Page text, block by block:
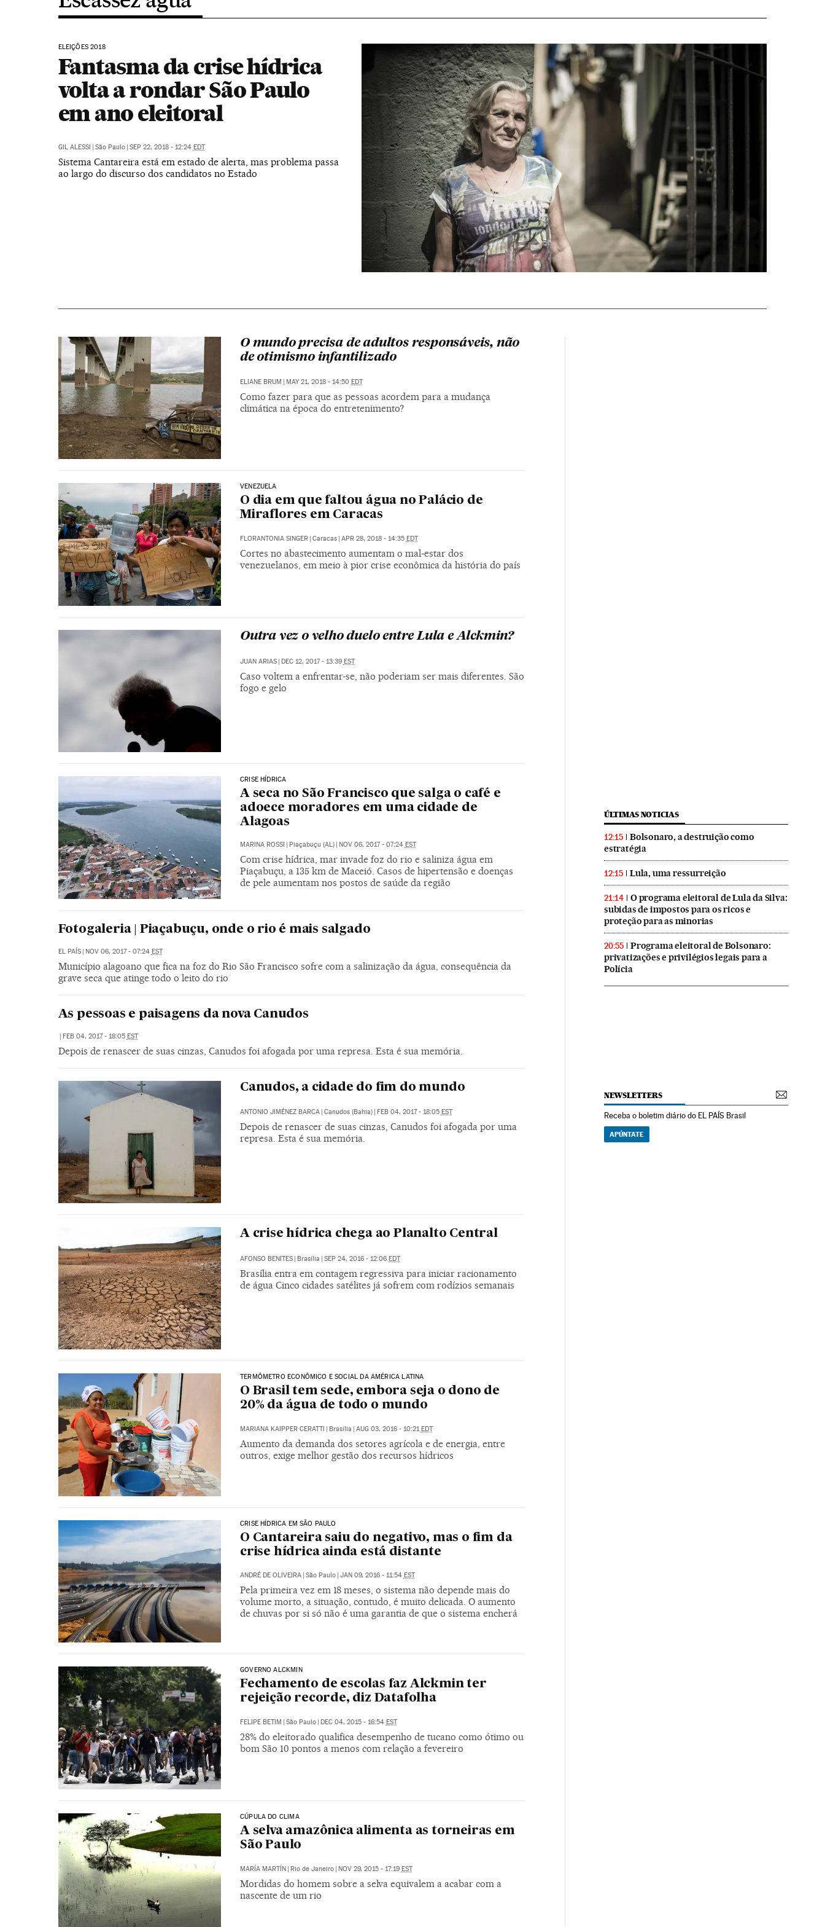
ELEIÇÕES 2018
Fantasma da crise hídrica
volta a rondar São Paulo
em ano eleitoral
GIL ALESSI | São Paulo | SEP 22, 2018 - 12:24 EDT
Sistema Cantareira está em estado de alerta, mas problema passa
ao largo do discurso dos candidatos no Estado
O mundo precisa de adultos responsáveis, não
de otimismo infantilizado
ELIANE BRUM | MAY 21, 2018 - 14:50 EDT
Como fazer para que as pessoas acordem para a mudança
climática na época do entretenimento?
VENEZUELA
O dia em que faltou água no Palácio de
Miraflores em Caracas
FLORANTONIA SINGER Caracas APR 28, 2018 - 14:35 EDT
Cortes no abastecimento aumentam o mal-estar dos
venezuelanos, em meio à pior crise econômica da história do país
Outra vez o velho duelo entre Lula e Alckmin?
JUAN ARIAS | DEC 12, 2017 - 13:39 EST
Caso voltem a enfrentar-se, não poderiam ser mais diferentes. São
fogo e gelo
CRISE HÍDRICA
A seca no São Francisco que salga o café e
adoece moradores em uma cidade de
Alagoas
MARINA ROSSI | Piaçabuçu (AL) | NOV 06, 2017 - 07:24 EST
Com crise hídrica, mar invade foz do rio e saliniza água em
Piaçabuçu, a 135 km de Maceió. Casos de hipertensão e doenças
de pele aumentam nos postos de saúde da região
Fotogaleria | Piaçabuçu, onde o rio é mais salgado
EL PAÍS | NOV 06, 2017 - 07:24 EST
Município alagoano que fica na foz do Rio São Francisco sofre com a salinização da água, consequência da
grave seca que atinge todo o leito do rio
As pessoas e paisagens da nova Canudos
| FEB 04, 2017 - 18:05 EST
Depois de renascer de suas cinzas, Canudos foi afogada por uma represa. Esta é sua memória.
Canudos, a cidade do fim do mundo
ANTONIO JIMÉNEZ BARCA Canudos (Bahia) FEB 04, 2017 - 18:05 EST
Depois de renascer de suas cinzas, Canudos foi afogada por uma
represa. Esta é sua memória.
A crise hídrica chega ao Planalto Central
AFONSO BENITES | Brasília | SEP 24, 2016 - 12:06 EDT
Brasília entra em contagem regressiva para iniciar racionamento
de água Cinco cidades satélites já sofrem com rodízios semanais
TERMÔMETRO ECONÔMICO E SOCIAL DA AMÉRICA LATINA
O Brasil tem sede, embora seja o dono de
20% da água de todo o mundo
MARIANA KAIPPER CERATTI Brasília AUG 03, 2016 - 10:21 EDT
Aumento da demanda dos setores agrícola e de energia, entre
outros, exige melhor gestão dos recursos hídricos
CRISE HÍDRICA EM SÃO PAULO
O Cantareira saiu do negativo, mas o fim da
crise hídrica ainda está distante
ANDRÉ DE OLIVEIRA | São Paulo | JAN 09, 2016 - 11:54 EST
Pela primeira vez em 18 meses, o sistema não depende mais do
volume morto, a situação, contudo, é muito delicada. O aumento
de chuvas por si só não é uma garantia de que o sistema encherá
GOVERNO ALCKMIN
Fechamento de escolas faz Alckmin ter
rejeição recorde, diz Datafolha
FELIPE BETIM São Paulo DEC 04, 2015 - 16:54 EST
28% do eleitorado qualifica desempenho de tucano como ótimo ou
bom São 10 pontos a menos com relação a fevereiro
CÚPULA DO CLIMA
A selva amazônica alimenta as torneiras em
São Paulo
MARÍA MARTÍN | Rio de Janeiro | NOV 29, 2015 - 17:19 EST
Mordidas do homem sobre a selva equivalem a acabar com a
nascente de um rio
ÚLTIMAS NOTICIAS
12:15
Bolsonaro, a destruição como
estratégia
12:15 Lula, uma ressurreição
21:14
O programa eleitoral de Lula da Silva:
subidas de impostos para os ricos e
proteção para as minorias
20:55
Programa eleitoral de Bolsonaro:
privatizações e privilégios legais para a
Polícia
NEWSLETTERS
Receba o boletim diário do EL PAÍS Brasil
APÚNTATE